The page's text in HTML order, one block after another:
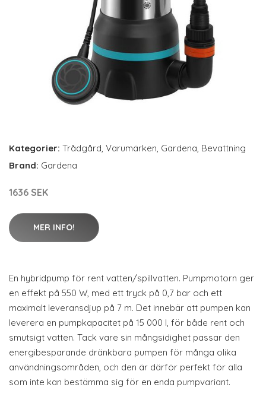
Kategorier: Trådgård, Varumärken, Gardena, Bevattning
Brand: Gardena
1636 SEK
MER INFO!
En hybridpump för rent vatten/spillvatten. Pumpmotorn ger
en effekt på 550 W, med ett tryck på 0,7 bar och ett
maximalt leveransdjup på 7 m. Det innebär att pumpen kan
leverera en pumpkapacitet på 15 000 l, för både rent och
smutsigt vatten. Tack vare sin mångsidighet passar den
energibesparande dränkbara pumpen för många olika
användningsområden, och den är därför perfekt för alla
som inte kan bestämma sig för en enda pumpvariant.